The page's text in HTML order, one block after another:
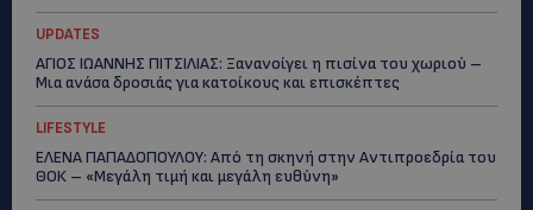
UPDATES
ΑΓΙΟΣ ΙΩΑΝΝΗΣ ΠΙΤΣΙΛΙΑΣ: Ξανανοίγει η πισίνα του χωριού –
Μια ανάσα δροσιάς για κατοίκους και επισκέπτες
LIFESTYLE
ΕΛΕΝΑ ΠΑΠΑΔΟΠΟΥΛΟΥ: Από τη σκηνή στην Αντιπροεδρία του
ΘΟΚ – «Μεγάλη τιμή και μεγάλη ευθύνη»